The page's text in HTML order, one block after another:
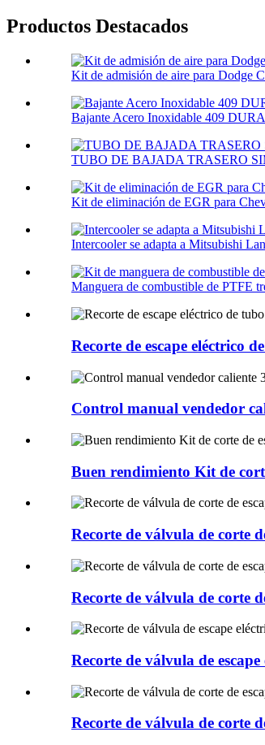
Productos Destacados
Kit de admisión de aire para Dodge
Bajante Acero Inoxidable 409
TUBO DE BAJADA TRASERO
Kit de eliminación de EGR para
Intercooler se adapta a Mitsubishi
Manguera de combustible de PTFE
Recorte de escape eléctrico
Control manual vendedor
Buen rendimiento Kit de
Recorte de válvula de corte
Recorte de válvula de corte
Recorte de válvula de
Recorte de válvula de corte